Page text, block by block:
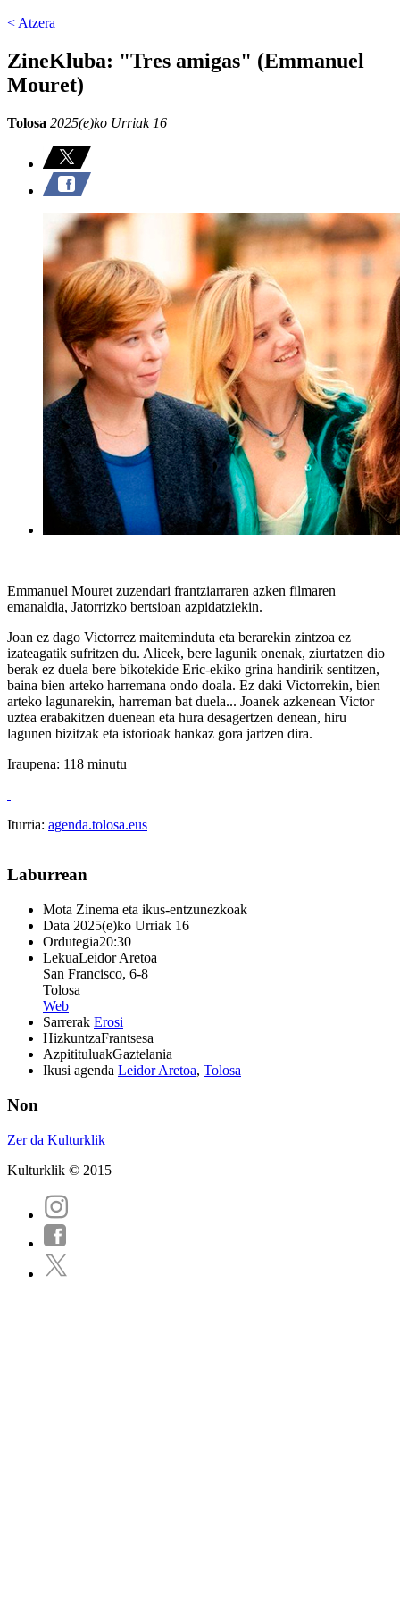
< Atzera
ZineKluba: "Tres amigas" (Emmanuel
Mouret)
Tolosa 2025(e)ko Urriak 16
Emmanuel Mouret zuzendari frantziarraren azken filmaren
emanaldia, Jatorrizko bertsioan azpidatziekin.
Joan ez dago Victorrez maiteminduta eta berarekin zintzoa ez
izateagatik sufritzen du. Alicek, bere lagunik onenak, ziurtatzen dio
berak ez duela bere bikotekide Eric-ekiko grina handirik sentitzen,
baina bien arteko harremana ondo doala. Ez daki Victorrekin, bien
arteko lagunarekin, harreman bat duela... Joanek azkenean Victor
uztea erabakitzen duenean eta hura desagertzen denean, hiru
lagunen bizitzak eta istorioak hankaz gora jartzen dira.
Iraupena: 118 minutu
Iturria: agenda.tolosa.eus
Laburrean
Mota Zinema eta ikus-entzunezkoak
Data 2025(e)ko Urriak 16
Ordutegia20:30
LekuaLeidor Aretoa
San Francisco, 6-8
Tolosa
Web
Sarrerak Erosi
HizkuntzaFrantsesa
AzpitituluakGaztelania
Ikusi agenda Leidor Aretoa, Tolosa
Non
Zer da Kulturklik
Kulturklik © 2015